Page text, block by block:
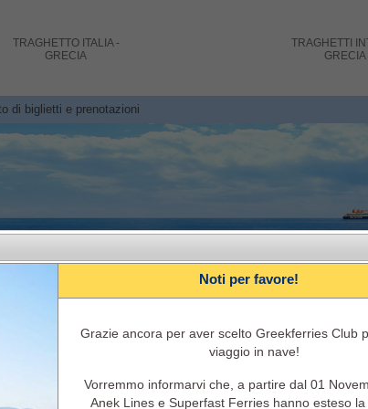
TRAGHETTO ITALIA -
GRECIA
TRAGHETTI
GRECIA
di biglietti e prenotazioni
Italia – Grecia Prenotazione Traghetto
Itinerari traghetti, orari, disponibilità e costo di biglietto,
Noti per favore!
Grazie ancora per aver scelto Greekferries Club
viaggio in nave!
Vorremmo informarvi che, a partire dal 01
Anek Lines e Superfast Ferries hanno esteso